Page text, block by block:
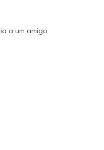
a um amigo